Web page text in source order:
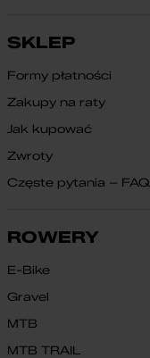
SKLEP
Formy płatności
Zakupy na raty
Jak kupować
Zwroty
Częste pytania – FAQ
ROWERY
E-Bike
Gravel
MTB
MTB TRAIL